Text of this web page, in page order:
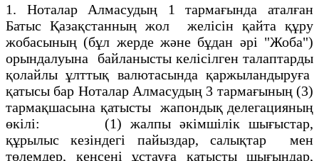
1. Ноталар Алмасудың 1 тармағында аталған
Батыс Қазақстанның жол желiсiн қайта құру
жобасының (бұл жерде және бұдан әрi "Жоба")
орындалуына байланысты келiсiлген талаптарды
қолайлы ұлттық валютасында қаржыландыруға
қатысы бар Ноталар Алмасудың 3 тармағының (3)
тармақшасына қатысты жапондық делегацияның
өкiлi: (1) жалпы әкiмшілiк шығыстар,
құрылыс кезiндегi пайыздар, салықтар мен
төлемдер, кеңсенi ұстауға қатысты шығындар,